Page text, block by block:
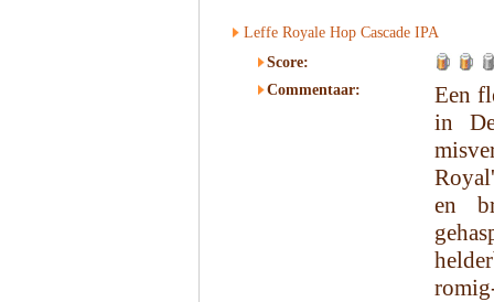
Leffe Royale Hop Cascade IPA
Score:
Commentaar:
Een
in
en